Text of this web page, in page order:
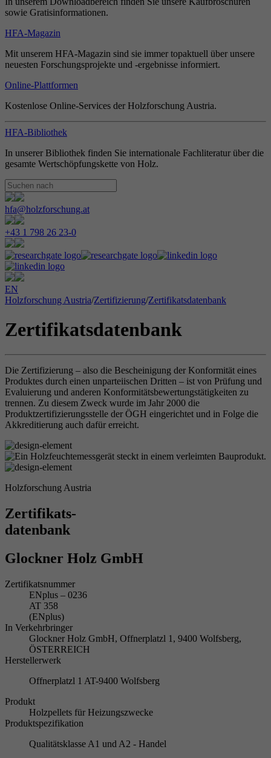
sowie Gratisinformationen.
HFA-Magazin
Mit unserem HFA-Magazin sind sie immer topaktuell über unsere
neuesten Forschungsprojekte und -ergebnisse informiert.
Online-Plattformen
Kostenlose Online-Services der Holzforschung Austria.
HFA-Bibliothek
In unserer Bibliothek finden Sie internationale Fachliteratur über die
gesamte Wertschöpfungskette von Holz.
hfa@holzforschung.at
+43 1 798 26 23-0
EN
Holzforschung Austria/Zertifizierung/Zertifikatsdatenbank
Zertifikatsdatenbank
Die Zertifizierung – also die Bescheinigung der Konformität eines
Produktes durch einen unparteiischen Dritten – ist von Prüfung und
Evaluierung und anderen Konformitätsbewertungstätigkeiten zu
trennen. Zu diesem Zweck wurde im Jahr 2000 die
Produktzertifizierungsstelle der ÖGH eingerichtet und in Folge die
Akkreditierung auch dafür erreicht.
Holzforschung Austria
Zertifikats-
datenbank
Glockner Holz GmbH
Zertifikatsnummer
ENplus – 0236
AT 358
(ENplus)
In Verkehrbringer
Glockner Holz GmbH, Offnerplatzl 1, 9400 Wolfsberg,
ÖSTERREICH
Herstellerwerk
Offnerplatzl 1 AT-9400 Wolfsberg
Produkt
Holzpellets für Heizungszwecke
Produktspezifikation
Qualitätsklasse A1 und A2 - Handel